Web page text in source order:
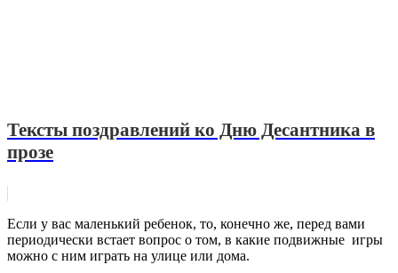
Тексты поздравлений ко Дню Десантника в
прозе
Если у вас маленький ребенок, то, конечно же, перед вами
периодически встает вопрос о том, в какие подвижные игры
можно с ним играть на улице или дома.